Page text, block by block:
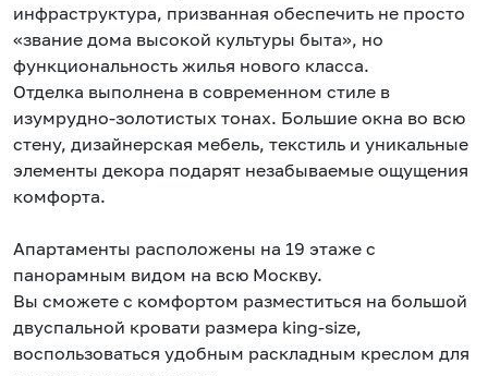
инфраструктура, призванная обеспечить не просто
«звание дома высокой культуры быта», но
функциональность жилья нового класса.
Отделка выполнена в современном стиле в
изумрудно-золотистых тонах. Большие окна во всю
стену, дизайнерская мебель, текстиль и уникальные
элементы декора подарят незабываемые ощущения
комфорта.
Апартаменты расположены на 19 этаже с
панорамным видом на всю Москву.
Вы сможете с комфортом разместиться на большой
двуспальной кровати размера king-size,
воспользоваться удобным раскладным креслом для